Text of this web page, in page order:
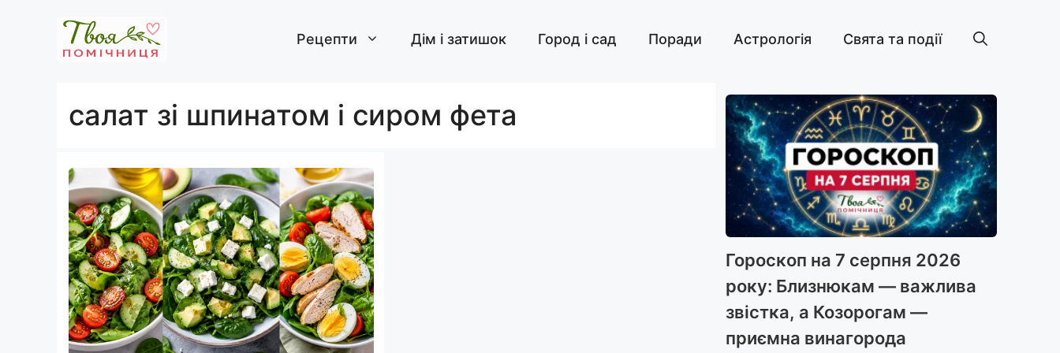
Рецепти Дім і затишок Город і сад Поради Астрологія Свята та події
салат зі шпинатом і сиром фета
Гороскоп на 7 серпня 2026
року: Близнюкам — важлива
звістка, а Козорогам —
приємна винагорода